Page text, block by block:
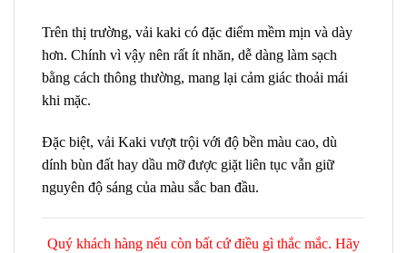
Trên thị trường, vải kaki có đặc điểm mềm mịn và dày
hơn. Chính vì vậy nên rất ít nhăn, dễ dàng làm sạch
bằng cách thông thường, mang lại cảm giác thoải mái
khi mặc.
Đặc biệt, vải Kaki vượt trội với độ bền màu cao, dù
dính bùn đất hay dầu mỡ được giặt liên tục vẫn giữ
nguyên độ sáng của màu sắc ban đầu.
Quý khách hàng nếu còn bất cứ điều gì thắc mắc. Hãy